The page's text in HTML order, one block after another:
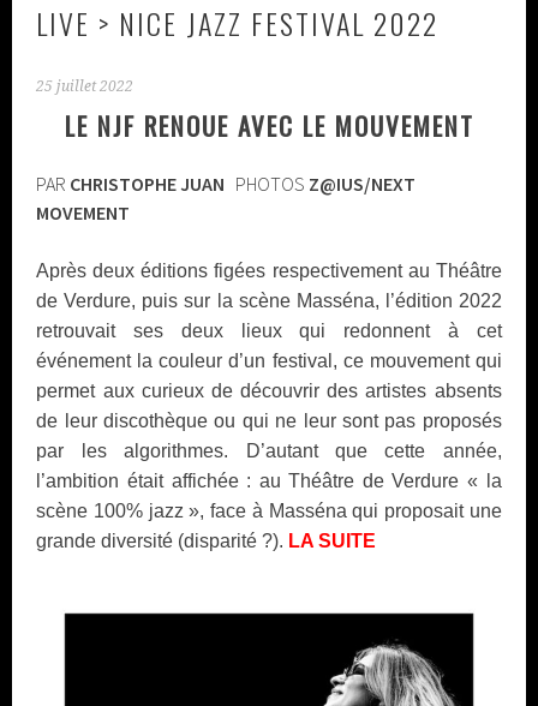
LIVE > NICE JAZZ FESTIVAL 2022
25 juillet 2022
LE NJF RENOUE AVEC LE MOUVEMENT
PAR CHRISTOPHE JUAN PHOTOS Z@IUS/NEXT
MOVEMENT
Après deux éditions figées respectivement au Théâtre
de Verdure, puis sur la scène Masséna, l’édition 2022
retrouvait ses deux lieux qui redonnent à cet
événement la couleur d’un festival, ce mouvement qui
permet aux curieux de découvrir des artistes absents
de leur discothèque ou qui ne leur sont pas proposés
par les algorithmes. D’autant que cette année,
l’ambition était affichée : au Théâtre de Verdure « la
scène 100% jazz », face à Masséna qui proposait une
grande diversité (disparité ?). LA SUITE